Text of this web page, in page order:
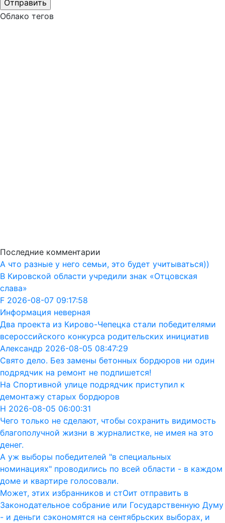
Облако тегов
Последние комментарии
А что разные у него семьи, это будет учитываться))
В Кировской области учредили знак «Отцовская
слава»
F 2026-08-07 09:17:58
Информация неверная
Два проекта из Кирово-Чепецка стали победителями
всероссийского конкурса родительских инициатив
Александр 2026-08-05 08:47:29
Свято дело. Без замены бетонных бордюров ни один
подрядчик на ремонт не подпишется!
На Спортивной улице подрядчик приступил к
демонтажу старых бордюров
Н 2026-08-05 06:00:31
Чего только не сделают, чтобы сохранить видимость
благополучной жизни в журналистке, не имея на это
денег.
А уж выборы победителей "в специальных
номинациях" проводились по всей области - в каждом
доме и квартире голосовали.
Может, этих избранников и стОит отправить в
Законодательное собрание или Государственную Думу
- и деньги сэкономятся на сентябрьских выборах, и